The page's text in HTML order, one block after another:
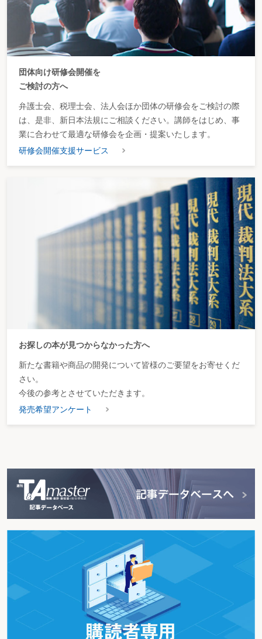
団体向け研修会開催を
ご検討の方へ
弁護士会、税理士会、法人会ほか団体の研修会をご検討の際
は、是非、新日本法規にご相談ください。講師をはじめ、事
業に合わせて最適な研修会を企画・提案いたします。
研修会開催支援サービス
お探しの本が見つからなかった方へ
新たな書籍や商品の開発について皆様のご要望をお寄せくだ
さい。
今後の参考とさせていただきます。
発売希望アンケート